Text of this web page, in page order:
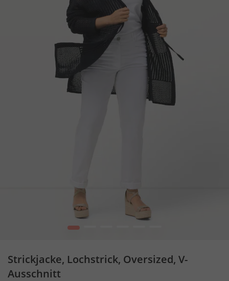
1
Strickjacke, Lochstrick, Oversized, V-
Ausschnitt